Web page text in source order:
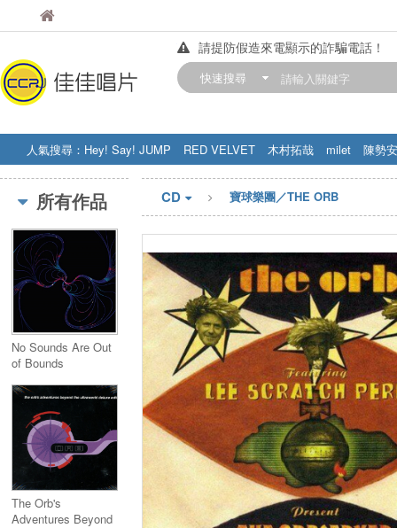
佳佳唱片
請提防假造來電顯示的詐騙電話！
【中華門市營業時間調整公告】
快速搜尋
人氣搜尋： Hey! Say! JUMP RED VELVET 木村拓哉 milet
陳勢安
STRAY KIDS
盧廣仲 周杰伦
所有作品
No Sounds Are Out
of Bounds
The Orb's
Adventures Beyond
CD 寶球樂團／THE ORB